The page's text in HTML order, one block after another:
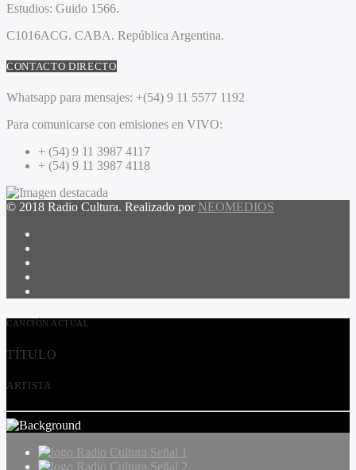
Estudios: Guido 1566.
C1016ACG. CABA. República Argentina.
CONTACTO DIRECTO
Whatsapp para mensajes: +(54) 9 11 5577 1192
Para comunicarse con emisiones en VIVO:
+ (54) 9 11 3987 4117
+ (54) 9 11 3987 4118
© 2018 Radio Cultura. Realizado por NEOMEDIOS
CANCIÓN ACTUAL
TÍTULO
ARTISTA
Radio Cultura Señal 1
Radio Cultura Señal 2